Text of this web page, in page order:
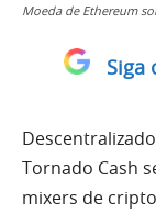
Moeda de Ethereum
Siga
Tornado Cash
mixers de